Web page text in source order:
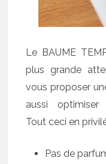
Le BAUME
plus grande
vous proposer
aussi optimiser
Tout ceci en
Pas de